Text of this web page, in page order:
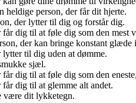
heldige person, der får dit hjerte.
der lytter til dig og forstår dig.
dig til at føle dig som den mest
der kan bringe konstant
til dig uden at dømme.
sjæl.
dig til at føle dig som den
dig til at glemme alt andet.
være dit lykketegn.